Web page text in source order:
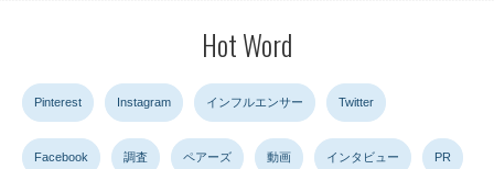
Hot Word
Pinterest Instagram インフルエンサー Twitter
Facebook 調査 ペアーズ 動画 インタビュー PR